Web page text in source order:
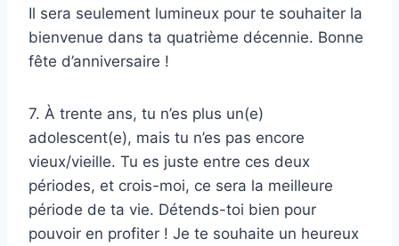
Il sera seulement lumineux pour te souhaiter la
bienvenue dans ta quatrième décennie. Bonne
fête d’anniversaire !
7. À trente ans, tu n’es plus un(e)
adolescent(e), mais tu n’es pas encore
vieux/vieille. Tu es juste entre ces deux
périodes, et crois-moi, ce sera la meilleure
période de ta vie. Détends-toi bien pour
pouvoir en profiter ! Je te souhaite un heureux